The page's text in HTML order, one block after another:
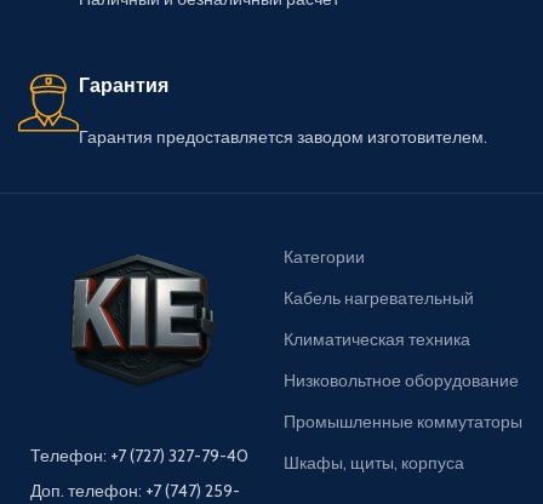
Гарантия
Гарантия предоставляется заводом изготовителем.
Телефон: +7 (727) 327-79-40
Доп. телефон: +7 (747) 259-
Категории
Кабель нагревательный
Климатическая техника
Низковольтное оборудование
Промышленные коммутаторы
Шкафы, щиты, корпуса